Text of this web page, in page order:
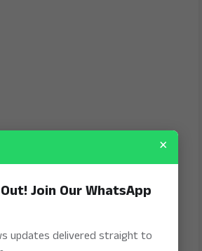
×
Join Our WhatsApp
updates delivered straight to